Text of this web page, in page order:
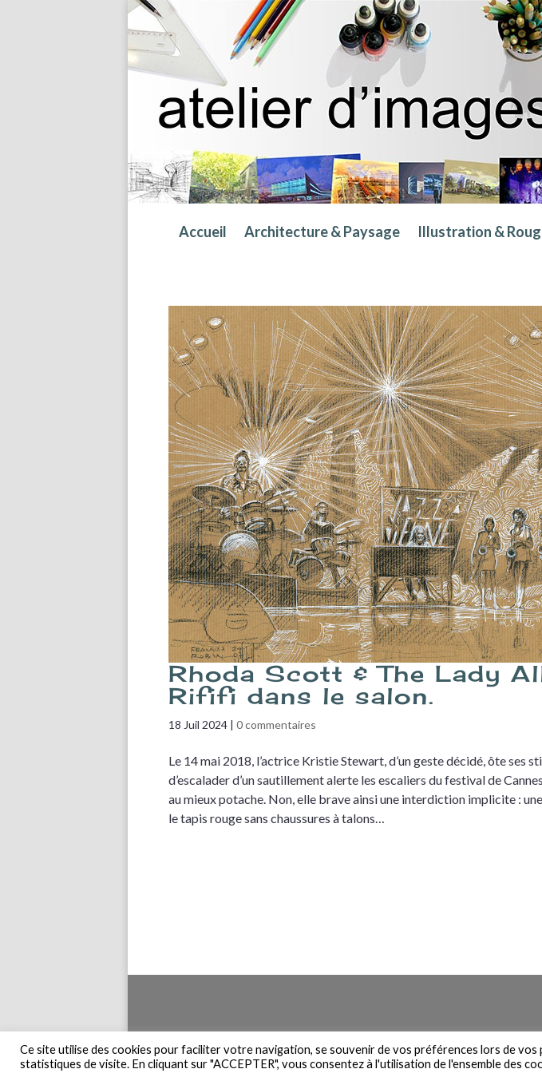
Accueil Architecture & Paysage Illustration &
Rhoda Scott & The Lady
Rififi dans le salon.
18 Juil 2024 |0 commentaires
Le 14 mai 2018, l’actrice Kristie Stewart, d’un geste décidé, ôte ses
d’escalader d’un sautillement alerte les escaliers du festival de
au mieux potache. Non, elle brave ainsi une interdiction implicite :
le tapis rouge sans chaussures à talons…
Accueil Plan du site Contact Newsletter
Ce site utilise des cookies pour faciliter votre navigation, se souvenir de vos préférences lors de
statistiques de visite. En cliquant sur "ACCEPTER", vous consentez à l'utilisation de l'ensemble des